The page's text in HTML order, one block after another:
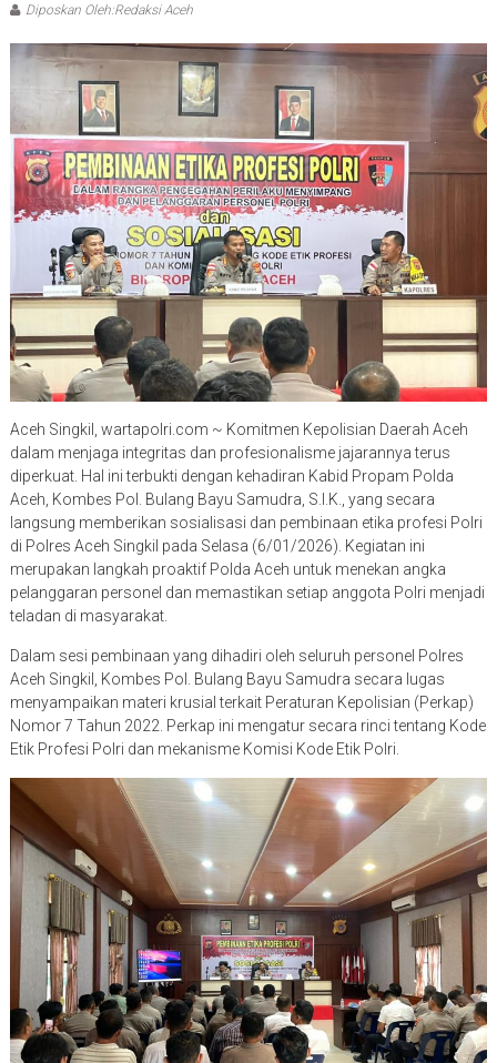
Diposkan Oleh:Redaksi Aceh
Aceh Singkil, wartapolri.com ~ Komitmen Kepolisian Daerah Aceh
dalam menjaga integritas dan profesionalisme jajarannya terus
diperkuat. Hal ini terbukti dengan kehadiran Kabid Propam Polda
Aceh, Kombes Pol. Bulang Bayu Samudra, S.I.K., yang secara
langsung memberikan sosialisasi dan pembinaan etika profesi Polri
di Polres Aceh Singkil pada Selasa (6/01/2026). Kegiatan ini
merupakan langkah proaktif Polda Aceh untuk menekan angka
pelanggaran personel dan memastikan setiap anggota Polri menjadi
teladan di masyarakat.
Dalam sesi pembinaan yang dihadiri oleh seluruh personel Polres
Aceh Singkil, Kombes Pol. Bulang Bayu Samudra secara lugas
menyampaikan materi krusial terkait Peraturan Kepolisian (Perkap)
Nomor 7 Tahun 2022. Perkap ini mengatur secara rinci tentang Kode
Etik Profesi Polri dan mekanisme Komisi Kode Etik Polri.